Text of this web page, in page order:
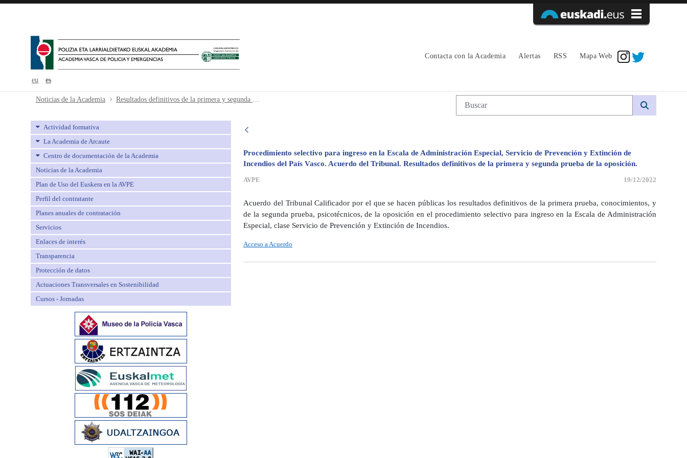
eu es
Contacta con la Academia Alertas RSS Mapa Web
Resultados definitivos de la primera y segunda prueba oposicion - avpe
Noticias de la Academia Resultados definitivos de la primera y segunda prueba oposicion Búsqueda web
Actividad formativa
La Academia de Arcaute
Centro de documentación de la Academia
Noticias de la Academia
Plan de Uso del Euskera en la AVPE
Perfil del contratante
Planes anuales de contratación
Servicios
Enlaces de interés
Transparencia
Protección de datos
Actuaciones Transversales en Sostenibilidad
Cursos - Jornadas
Procedimiento selectivo para ingreso en la Escala de Administración Especial, Servicio de Prevención y Extinción de
Incendios del País Vasco. Acuerdo del Tribunal. Resultados definitivos de la primera y segunda prueba de la oposición.
AVPE 19/12/2022
Acuerdo del Tribunal Calificador por el que se hacen públicas los resultados definitivos de la primera prueba, conocimientos, y
de la segunda prueba, psicotécnicos, de la oposición en el procedimiento selectivo para ingreso en la Escala de Administración
Especial, clase Servicio de Prevención y Extinción de Incendios.
Acceso a Acuerdo